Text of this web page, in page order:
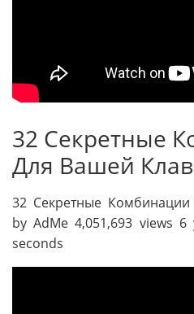
32 Секретные
Для Вашей
32 Секретные
by AdMe 4,051,693 views
seconds